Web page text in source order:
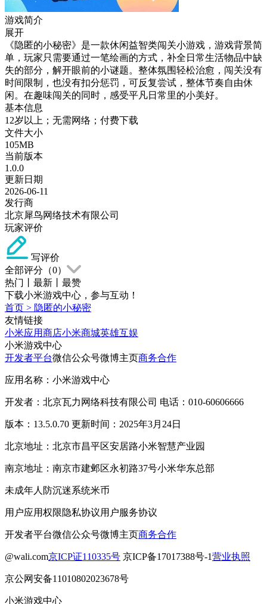
游戏简介
展开
《隐匿的小秘密》是一款休闲益智类闯关小游戏，游戏背景简
单，玩家只需要通过一笔绘画的方式，补全日常生活物品中缺
失的部分，解开眼前的小谜题。整体氛围轻松治愈，闯关没有
时间限制，也没有扣分惩罚，可反复尝试，整体节奏自由休
闲。在趣味闯关的同时，感受平凡日常里的小美好。
基本信息
12岁以上；无需网络；付费下载
文件大小
105MB
当前版本
1.0.0
更新日期
2026-06-11
发行商
北京犀鸟网络技术有限公司
玩家评价
写评价
全部评分（0）
热门
最新
最赞
下载小米游戏中心，参与互动！
首页 > 隐匿的小秘密
友情链接
小米应用商店小米商城英雄互娱
小米游戏中心
开发者平台微信公众号微博主页商务合作
应用名称：小米游戏中心
开发者：北京瓦力网络科技有限公司 电话：010-60606666
版本：13.5.0.70 更新时间：2025年3月24日
北京地址：北京市昌平区安居路小米智慧产业园
南京地址：南京市建邺区永初路37号小米华东总部
未成年人防沉迷系统米币
用户应用权限隐私协议用户服务协议
开发者平台微信公众号微博主页商务合作
@wali.com京ICP证110335号 京ICP备17017388号-1营业执照
京公网安备11010802023678号
小米游戏中心